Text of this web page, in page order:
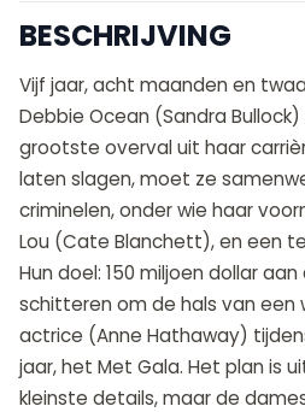
BESCHRIJVING
Vijf jaar, acht maanden en
Debbie Ocean (Sandra
grootste overval uit haar
laten slagen, moet ze
criminelen, onder wie haar
Lou (Cate Blanchett), en een
Hun doel: 150 miljoen dollar
schitteren om de hals van een
actrice (Anne Hathaway)
jaar, het Met Gala. Het plan is
kleinste details, maar de